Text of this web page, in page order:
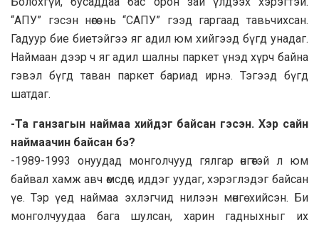
“АПУ” гэсэн нөгөө нь “САПУ” гээд гаргаад тавьчихсан.
Гадуур бие биетэйгээ яг адил юм хийгээд бүгд унадаг.
Наймаан дээр ч яг адил шалны паркет үнэд хүрч байна
гэвэл бүгд таван паркет бариад ирнэ. Тэгээд бүгд
шатдаг.
-Та ганзагын наймаа хийдэг байсан гэсэн. Хэр сайн
наймаачин байсан бэ?
-1989-1993 онуудад монголчууд гялгар өнгөтэй л юм
байвал хамж авч өмсдөг, иддэг уудаг, хэрэглэдэг байсан
үе. Тэр үед наймаа эхлэгчид нилээн мөнгө хийсэн. Би
монголчуудаа бага шулсан, харин гадныхныг их